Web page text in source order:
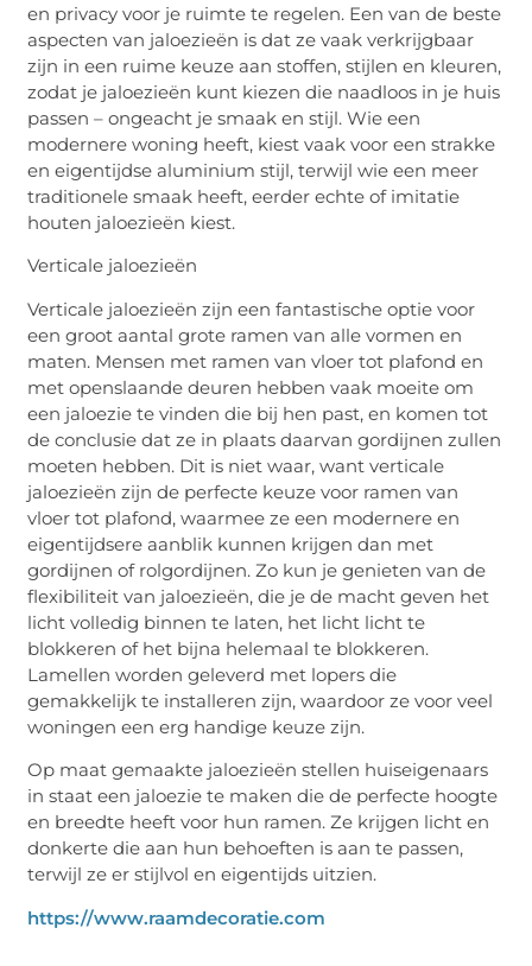
en privacy voor je ruimte te regelen. Een van de beste
aspecten van jaloezieën is dat ze vaak verkrijgbaar
zijn in een ruime keuze aan stoffen, stijlen en kleuren,
zodat je jaloezieën kunt kiezen die naadloos in je huis
passen – ongeacht je smaak en stijl. Wie een
modernere woning heeft, kiest vaak voor een strakke
en eigentijdse aluminium stijl, terwijl wie een meer
traditionele smaak heeft, eerder echte of imitatie
houten jaloezieën kiest.
Verticale jaloezieën
Verticale jaloezieën zijn een fantastische optie voor
een groot aantal grote ramen van alle vormen en
maten. Mensen met ramen van vloer tot plafond en
met openslaande deuren hebben vaak moeite om
een jaloezie te vinden die bij hen past, en komen tot
de conclusie dat ze in plaats daarvan gordijnen zullen
moeten hebben. Dit is niet waar, want verticale
jaloezieën zijn de perfecte keuze voor ramen van
vloer tot plafond, waarmee ze een modernere en
eigentijdsere aanblik kunnen krijgen dan met
gordijnen of rolgordijnen. Zo kun je genieten van de
flexibiliteit van jaloezieën, die je de macht geven het
licht volledig binnen te laten, het licht licht te
blokkeren of het bijna helemaal te blokkeren.
Lamellen worden geleverd met lopers die
gemakkelijk te installeren zijn, waardoor ze voor veel
woningen een erg handige keuze zijn.
Op maat gemaakte jaloezieën stellen huiseigenaars
in staat een jaloezie te maken die de perfecte hoogte
en breedte heeft voor hun ramen. Ze krijgen licht en
donkerte die aan hun behoeften is aan te passen,
terwijl ze er stijlvol en eigentijds uitzien.
https://www.raamdecoratie.com